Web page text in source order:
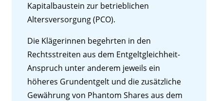
Kapitalbaustein zur betrieblichen
Altersversorgung (PCO).
Die Klägerinnen begehrten in den
Rechtsstreiten aus dem Entgeltgleichheit-
Anspruch unter anderem jeweils ein
höheres Grundentgelt und die zusätzliche
Gewährung von Phantom Shares aus dem